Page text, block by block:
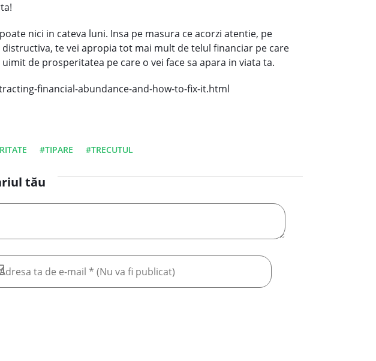
nici in cateva luni. Insa pe masura ce acorzi atentie, pe
te vei apropia tot mai mult de telul financiar pe care
de prosperitatea pe care o vei face sa apara in viata ta.
financial-abundance-and-how-to-fix-it.html
#TIPARE #TRECUTUL
tău